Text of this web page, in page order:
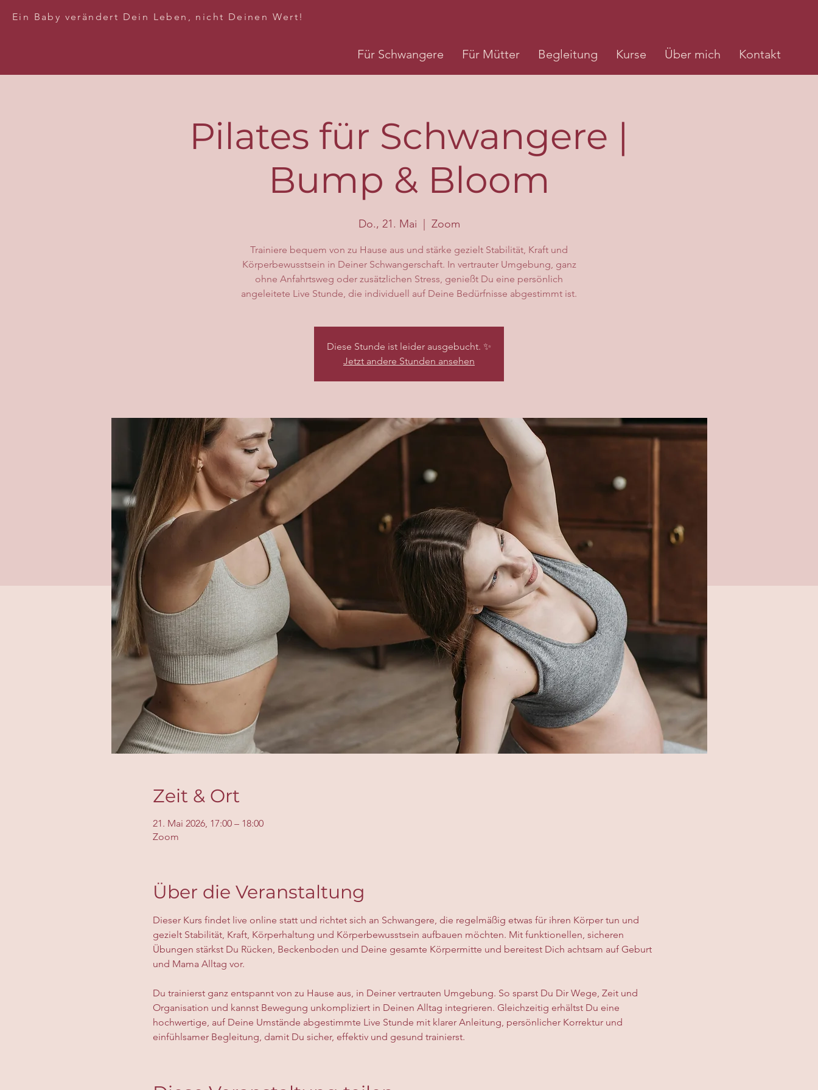
Ein Baby verändert Dein Leben, nicht Deinen Wert!
Für Schwangere Für Mütter Begleitung Kurse Über mich Kontakt
Pilates für Schwangere |
Bump & Bloom
Do., 21. Mai Zoom
Trainiere bequem von zu Hause aus und stärke gezielt Stabilität, Kraft und
Körperbewusstsein in Deiner Schwangerschaft. In vertrauter Umgebung, ganz
ohne Anfahrtsweg oder zusätzlichen Stress, genießt Du eine persönlich
angeleitete Live Stunde, die individuell auf Deine Bedürfnisse abgestimmt ist.
Diese Stunde ist leider ausgebucht. ✨
Jetzt andere Stunden ansehen
Zeit & Ort
21. Mai 2026, 17:00 – 18:00
Zoom
Über die Veranstaltung
Dieser Kurs findet live online statt und richtet sich an Schwangere, die regelmäßig etwas für ihren Körper tun und
gezielt Stabilität, Kraft, Körperhaltung und Körperbewusstsein aufbauen möchten. Mit funktionellen, sicheren
Übungen stärkst Du Rücken, Beckenboden und Deine gesamte Körpermitte und bereitest Dich achtsam auf Geburt
und Mama Alltag vor.
Du trainierst ganz entspannt von zu Hause aus, in Deiner vertrauten Umgebung. So sparst Du Dir Wege, Zeit und
Organisation und kannst Bewegung unkompliziert in Deinen Alltag integrieren. Gleichzeitig erhältst Du eine
hochwertige, auf Deine Umstände abgestimmte Live Stunde mit klarer Anleitung, persönlicher Korrektur und
einfühlsamer Begleitung, damit Du sicher, effektiv und gesund trainierst.